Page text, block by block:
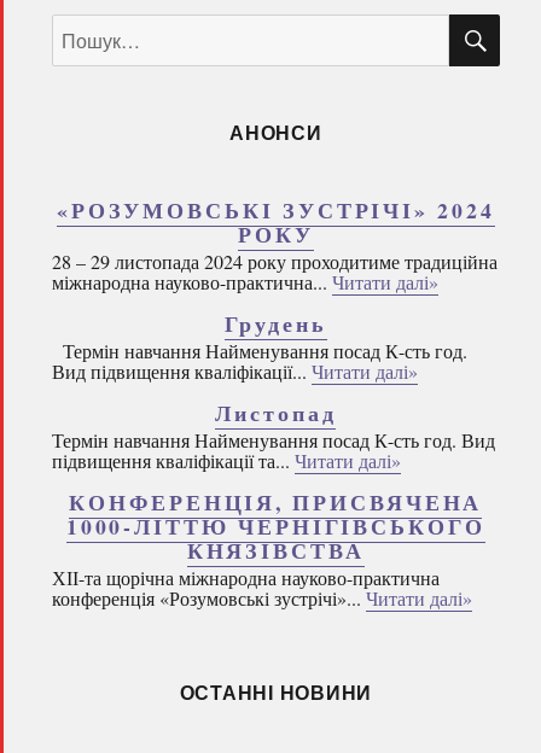
за
запитом:
АНОНСИ
«РОЗУМОВСЬКІ ЗУСТРІЧІ» 2024
РОКУ
28 – 29 листопада 2024 року проходитиме традиційна
міжнародна науково-практична... Читати далі»
Грудень
Термін навчання Найменування посад К-сть год.
Вид підвищення кваліфікації... Читати далі»
Листопад
Термін навчання Найменування посад К-сть год. Вид
підвищення кваліфікації та... Читати далі»
КОНФЕРЕНЦІЯ, ПРИСВЯЧЕНА
1000-ЛІТТЮ ЧЕРНІГІВСЬКОГО
КНЯЗІВСТВА
ХІІ-та щорічна міжнародна науково-практична
конференція «Розумовські зустрічі»... Читати далі»
ОСТАННІ НОВИНИ